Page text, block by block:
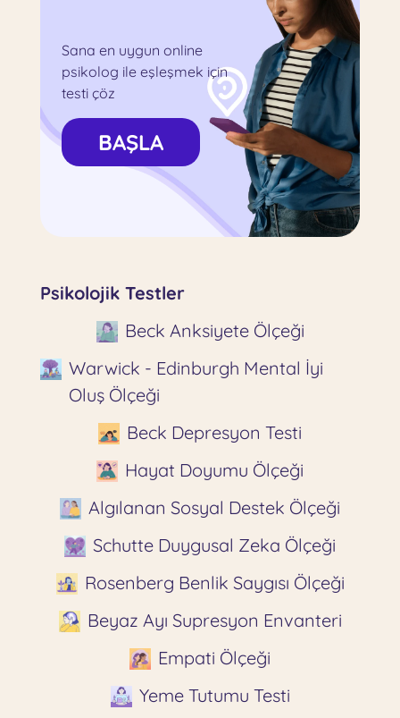
Sana en uygun online
psikolog ile eşleşmek için
testi çöz
BAŞLA
Psikolojik Testler
Beck Anksiyete Ölçeği
Warwick - Edinburgh Mental İyi
Oluş Ölçeği
Beck Depresyon Testi
Hayat Doyumu Ölçeği
Algılanan Sosyal Destek Ölçeği
Schutte Duygusal Zeka Ölçeği
Rosenberg Benlik Saygısı Ölçeği
Beyaz Ayı Supresyon Envanteri
Empati Ölçeği
Yeme Tutumu Testi